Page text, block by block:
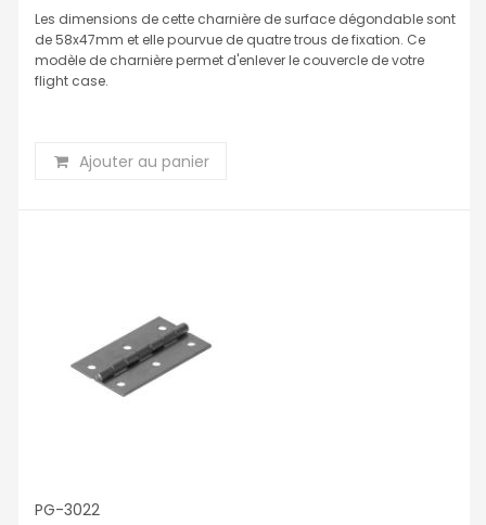
Les dimensions de cette charnière de surface dégondable sont
de 58x47mm et elle pourvue de quatre trous de fixation. Ce
modèle de charnière permet d'enlever le couvercle de votre
flight case.
Ajouter au panier
PG-3022